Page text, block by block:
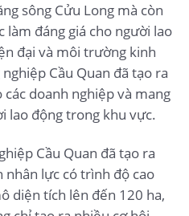
sông Cửu Long mà còn
làm đáng giá cho người lao
đại và môi trường kinh
Cầu Quan đã tạo ra
doanh nghiệp và mang
lao động trong khu vực.
Cầu Quan đã tạo ra
lực có trình độ cao
diện tích lên đến 120 ha,